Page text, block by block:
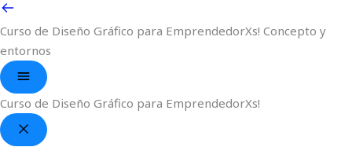
Curso de Diseño Gráfico para EmprendedorXs! Concepto y
entornos
Curso de Diseño Gráfico para EmprendedorXs!